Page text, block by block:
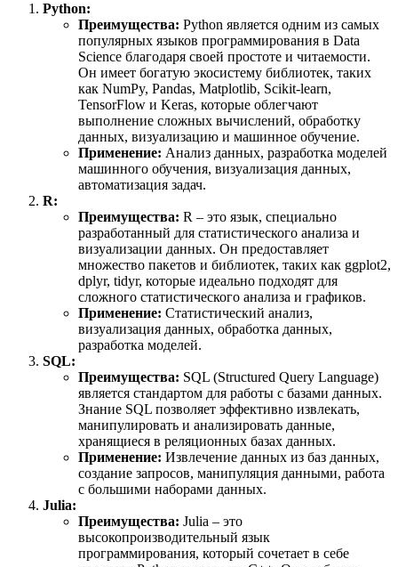
Python:
Преимущества: Python является одним из самых
популярных языков программирования в Data
Science благодаря своей простоте и читаемости.
Он имеет богатую экосистему библиотек, таких
как NumPy, Pandas, Matplotlib, Scikit-learn,
TensorFlow и Keras, которые облегчают
выполнение сложных вычислений, обработку
данных, визуализацию и машинное обучение.
Применение: Анализ данных, разработка моделей
машинного обучения, визуализация данных,
автоматизация задач.
R:
Преимущества: R – это язык, специально
разработанный для статистического анализа и
визуализации данных. Он предоставляет
множество пакетов и библиотек, таких как ggplot2,
dplyr, tidyr, которые идеально подходят для
сложного статистического анализа и графиков.
Применение: Статистический анализ,
визуализация данных, обработка данных,
разработка моделей.
SQL:
Преимущества: SQL (Structured Query Language)
является стандартом для работы с базами данных.
Знание SQL позволяет эффективно извлекать,
манипулировать и анализировать данные,
хранящиеся в реляционных базах данных.
Применение: Извлечение данных из баз данных,
создание запросов, манипуляция данными, работа
с большими наборами данных.
Julia:
Преимущества: Julia – это
высокопроизводительный язык
программирования, который сочетает в себе